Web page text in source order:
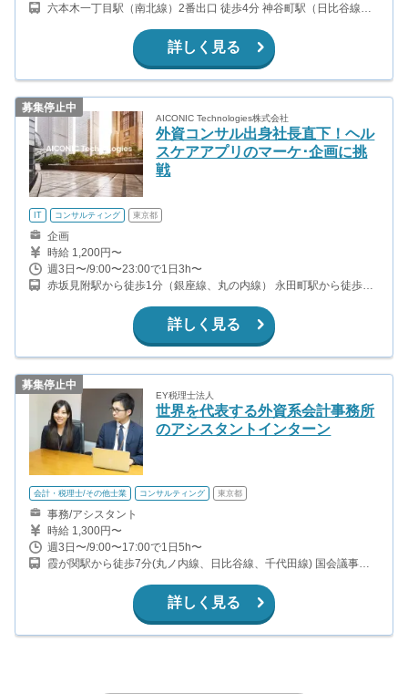
六本木一丁目駅（南北線）2番出口 徒歩4分 神谷町駅（日比谷線）5
詳しく見る
募集停止中
AICONIC Technologies株式会社
外資コンサル出身社長直下！ヘル
スケアアプリのマーケ･企画に挑
戦
IT コンサルティング 東京都
企画
時給 1,200円〜
週3日〜/9:00〜23:00で1日3h〜
赤坂見附駅から徒歩1分（銀座線、丸の内線） 永田町駅から徒歩5
線） 溜池山王駅から徒歩11分（銀座線、南北線）
詳しく見る
募集停止中
EY税理士法人
世界を代表する外資系会計事務所
のアシスタントインターン
会計・税理士/その他士業 コンサルティング 東京都
事務/アシスタント
時給 1,300円〜
週3日〜/9:00〜17:00で1日5h〜
霞が関駅から徒歩7分(丸ノ内線、日比谷線、千代田線) 国会議事堂
座線、南北線) 虎ノ門駅から徒歩3分(銀座線)
詳しく見る